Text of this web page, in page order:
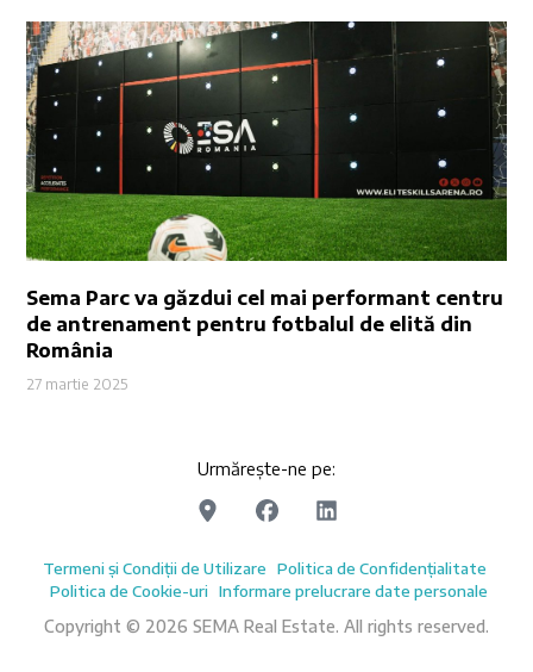
Sema Parc va găzdui cel mai performant centru
de antrenament pentru fotbalul de elită din
România
27 martie 2025
Urmărește-ne pe:
Termeni și Condiții de Utilizare
Politica de Confidențialitate
Politica de Cookie-uri Informare prelucrare date personale
Copyright © 2026 SEMA Real Estate. All rights reserved.